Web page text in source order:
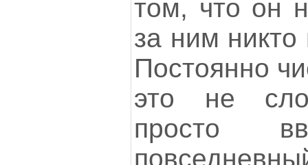
том, что он
за ним никто
Постоянно
это не
просто